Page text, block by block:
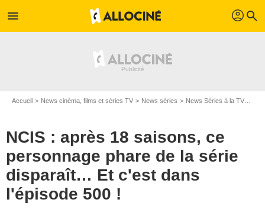
menu profil search
Accueil News cinéma, films et séries TV News séries News Séries à la TV
NCIS : après 18 saisons, ce
personnage phare de la série
disparaît… Et c'est dans
l'épisode 500 !